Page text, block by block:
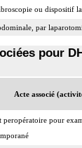
ou dispositif
par
pour
Acte associé
peropératoire pour